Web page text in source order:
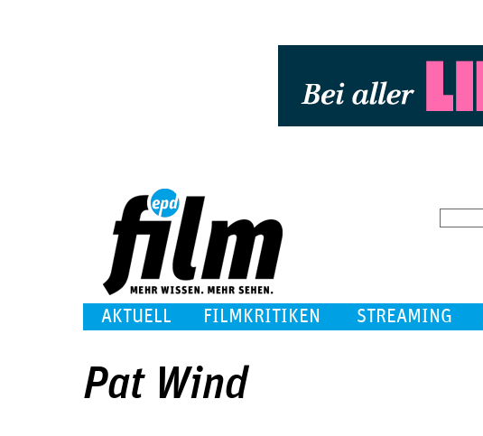
AKTUELL FILMKRITIKEN STREAMING
Pat Wind